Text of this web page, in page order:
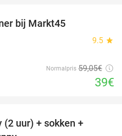
bij Markt45
9.5 star
Normalpris 59,05€
39€
(2 uur) + sokken +